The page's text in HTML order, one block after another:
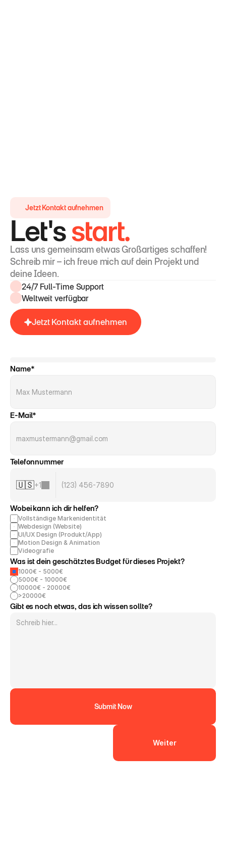
Jetzt Kontakt aufnehmen
Let's start.
Lass uns gemeinsam etwas Großartiges schaffen!
Schreib mir – ich freue mich auf dein Projekt und
deine Ideen.
24/7 Full-Time Support
Weltweit verfügbar
Jetzt Kontakt aufnehmen
Name*
E-Mail*
Telefonnummer
🇺🇸+1
Wobei kann ich dir helfen?
Vollständige Markenidentität
Webdesign (Website)
UI/UX Design (Produkt/App)
Motion Design & Animation
Videografie
Was ist dein geschätztes Budget für dieses Projekt?
1000€ - 5000€
5000€ - 10000€
10000€ - 20000€
>20000€
Gibt es noch etwas, das ich wissen sollte?
Submit Now
Weiter